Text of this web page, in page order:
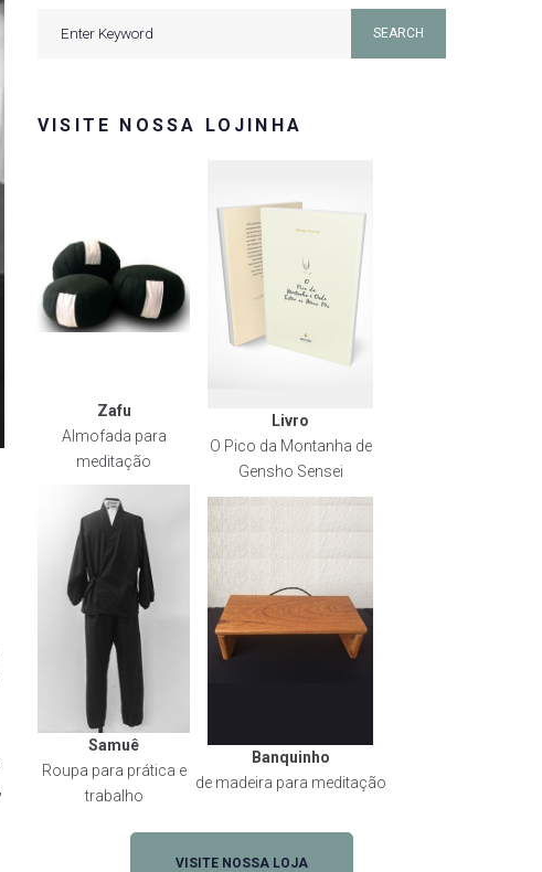
SEARCH
VISITE NOSSA LOJINHA
Zafu
Almofada para
meditação
Livro
O Pico da Montanha de
Gensho Sensei
Samuê
Roupa para prática e
trabalho
Banquinho
de madeira para meditação
VISITE NOSSA LOJA